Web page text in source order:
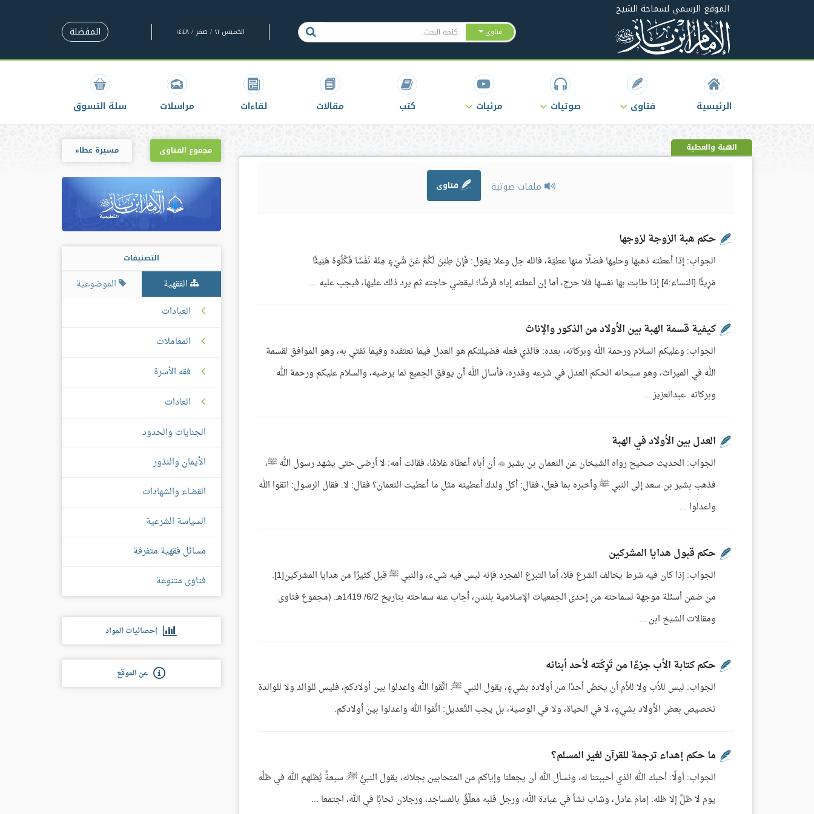
الموقع الرسمي لسماحة الشيخ
فتاوى الخميس ٢١ / صفر / ١٤٤٨ المفضلة
الرئيسية فتاوى صوتيات مرئيات كتب مقالات لقاءات مراسلات سلة التسوق
الهبة والعطية
ملفات صوتية فتاوى
حكم هبة الزوجة لزوجها
الجواب: إذا أعطته ذهبها وحليها فضلًا منها عطيّة، فالله جل وعلا يقول: فَإِنْ طِبْنَ لَكُمْ عَنْ شَيْءٍ مِنْهُ نَفْسًا فَكُلُوهُ هَنِيئًا
مَرِيئًا [النساء:4] إذا طابت بها نفسها فلا حرج، أما إن أعطته إياه قرضًا؛ ليقضي حاجته ثم يرد ذلك عليها، فيجب عليه ...
كيفية قسمة الهبة بين الأولاد من الذكور والإناث
الجواب: وعليكم السلام ورحمة الله وبركاته، بعده: فالذي فعله فضيلتكم هو العدل فيما نعتقده وفيما نفتي به، وهو الموافق لقسمة
الله في الميراث، وهو سبحانه الحكم العدل في شرعه وقدره، فأسال الله أن يوفق الجميع لما يرضيه، والسلام عليكم ورحمة الله
وبركاته. عبدالعزيز ...
العدل بين الأولاد في الهبة
الجواب: الحديث صحيح رواه الشيخان عن النعمان بن بشير  أن أباه أعطاه غلامًا، فقالت أمه: لا أرضى حتى يشهد رسول الله ﷺ،
فذهب بشير بن سعد إلى النبي ﷺ وأخبره بما فعل، فقال: أكل ولدك أعطيته مثل ما أعطيت النعمان؟ فقال: لا. فقال الرسول: اتقوا الله
واعدلوا ...
حكم قبول هدايا المشركين
الجواب: إذا كان فيه شرط يخالف الشرع فلا، أما التبرع المجرد فإنه ليس فيه شيء، والنبي ﷺ قبل كثيرًا من هدايا المشركين[1].
من ضمن أسئلة موجهة لسماحته من إحدى الجمعيات الإسلامية بلندن، أجاب عنه سماحته بتاريخ 6/2/ 1419هـ. (مجموع فتاوى
ومقالات الشيخ ابن ...
حكم كتابة الأب جزءًا من تَرِكَته لأحد أبنائه
الجواب: ليس للأب ولا للأم أن يخصَّ أحدًا من أولاده بشيءٍ، يقول النبي ﷺ: اتَّقوا الله واعدلوا بين أولادكم، فليس للوالد ولا للوالدة
تخصيص بعض الأولاد بشيءٍ، لا في الحياة، ولا في الوصية، بل يجب التَّعديل: اتَّقوا الله واعدلوا بين أولادكم.
ما حكم إهداء ترجمة للقرآن لغير المسلم؟
الجواب: أولًا: أحبك الله الذي أحببتنا له، ونسأل الله أن يجعلنا وإياكم من المتحابين بجلاله، يقول النبيُّ ﷺ: سبعةٌ يُظلهم الله في ظلِّه
يوم لا ظلَّ إلا ظله: إمام عادل، وشاب نشأ في عبادة الله، ورجل قلبه معلَّقٌ بالمساجد، ورجلان تحابَّا في الله، اجتمعا ...
مجموع الفتاوى مسيرة عطاء
التصنيفات
الفقهية
الموضوعية
العبادات
المعاملات
فقه الأسرة
العادات
الجنايات والحدود
الأيمان والنذور
القضاء والشهادات
السياسة الشرعية
مسائل فقهية متفرقة
فتاوى متنوعة
إحصائيات المواد
عن الموقع